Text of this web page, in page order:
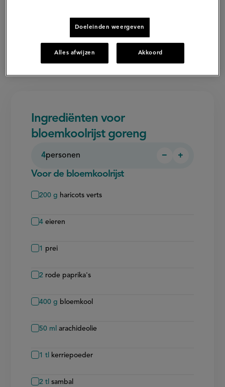
Ingrediënten voor
bloemkoolrijst goreng
4personen
Persoon
−
Persoon
+
Voor de bloemkoolrijst
200 g haricots verts
4 eieren
1 prei
2 rode paprika's
400 g bloemkool
50 ml arachideolie
1 tl kerriepoeder
2 tl sambal
Doeleinden weergeven
Alles afwijzen Akkoord